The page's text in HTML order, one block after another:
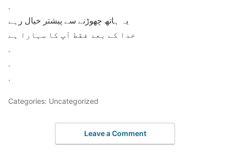
.
یہ ہاتھ چھوڑنے سے پیشتر خیال رہے
خدا کے بعد فقط آپ کا سہارا ہے
.
.
.
Categories: Uncategorized
Leave a Comment